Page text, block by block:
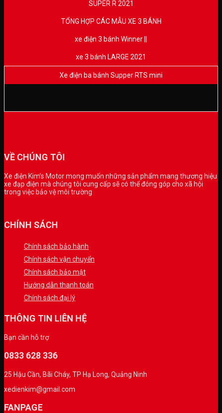
SUPER R 2021
TỔNG HỢP CÁC MẪU XE 3 BÁNH
xe điện 3 bánh Winner ||
xe 3 bánh LARGE 2021
Xe điện ba bánh Supper RTS mini
VỀ CHÚNG TÔI
Xe điện Kim’s Motor mong muốn những sản phẩm mang thương hiệu
xe đạp điện mà chúng tôi cung cấp sẽ có thể đóng góp cho xã hội
trong việc bảo vệ môi trường
CHÍNH SÁCH
Chính sách bảo hành
Chính sách vận chuyển
Chính sách bảo mật
Hướng dẫn thanh toán
Chính sách đại lý
THÔNG TIN LIÊN HỆ
Bạn cần hỗ trợ
0833 628 336
25 Hậu Cần, Bãi Cháy, TP Hạ Long, Quảng Ninh
xedienkim@gmail.com
FANPAGE